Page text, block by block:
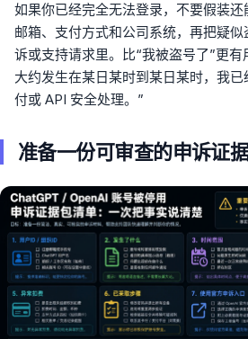
如果你已经完全无法登录，不要假装
邮箱、支付方式和公司系统，再把疑
诉或支持请求里。比“我被盗号了”更
大约发生在某日某时到某日某时，我
付或 API 安全处理。”
准备一份可审查的申诉证